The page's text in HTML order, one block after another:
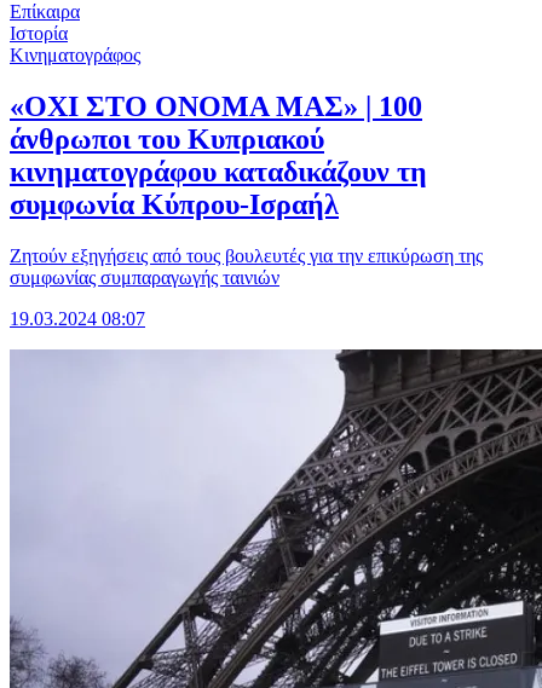
Επίκαιρα
Ιστορία
Κινηματογράφος
«ΟΧΙ ΣΤΟ ΟΝΟΜΑ ΜΑΣ» | 100
άνθρωποι του Κυπριακού
κινηματογράφου καταδικάζουν τη
συμφωνία Κύπρου-Ισραήλ
Ζητούν εξηγήσεις από τους βουλευτές για την επικύρωση της
συμφωνίας συμπαραγωγής ταινιών
19.03.2024 08:07